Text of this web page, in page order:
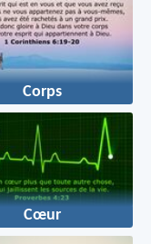
Corps
Cœur